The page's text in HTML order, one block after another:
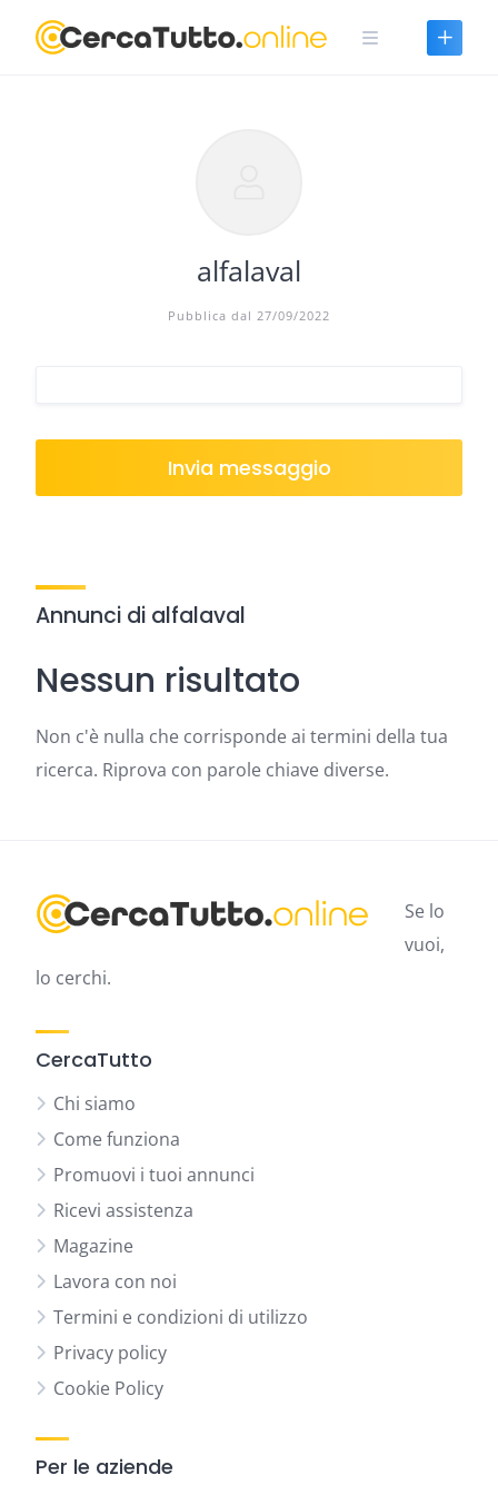
alfalaval
Pubblica dal 27/09/2022
Invia messaggio
Annunci di alfalaval
Nessun risultato
Non c'è nulla che corrisponde ai termini della tua
ricerca. Riprova con parole chiave diverse.
Se lo
vuoi,
lo cerchi.
CercaTutto
Chi siamo
Come funziona
Promuovi i tuoi annunci
Ricevi assistenza
Magazine
Lavora con noi
Termini e condizioni di utilizzo
Privacy policy
Cookie Policy
Per le aziende